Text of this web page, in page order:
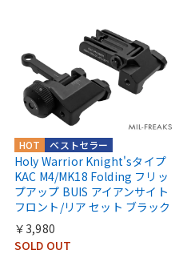
HOT ベストセラー
Holy Warrior Knight'sタイプ
KAC M4/MK18 Folding フリッ
プアップ BUIS アイアンサイト
フロント/リア セット ブラック
￥3,980
SOLD OUT